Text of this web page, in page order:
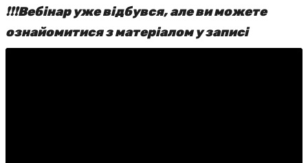
❗️❗️❗️Вебінар уже відбувся, але ви можете
ознайомитися з матеріалом у записі